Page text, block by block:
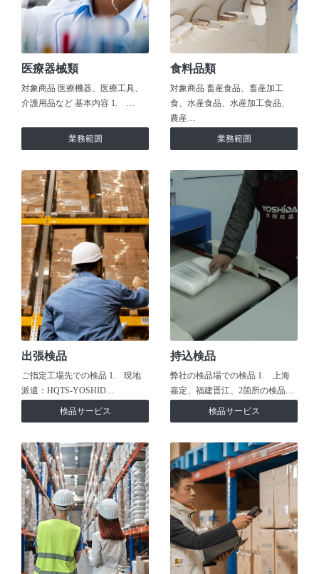
医療器械類
対象商品 医療機器、医療工具、
介護用品など 基本内容 1. …
業務範囲
食料品類
対象商品 畜産食品、畜産加工
食、水産食品、水産加工食品、
農産…
業務範囲
出張検品
ご指定工場先での検品 1. 現地
派遣：HQTS-YOSHID…
検品サービス
持込検品
弊社の検品場での検品 1. 上海
嘉定、福建晋江、2箇所の検品…
検品サービス